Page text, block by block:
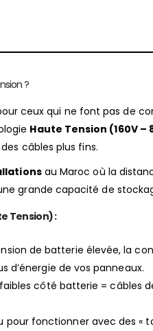
?
ceux qui ne font pas de
Haute Tension (160V –
câbles plus fins.
au Maroc où la
grande capacité de
Tension) :
de batterie élevée, la
d’énergie de vos panneaux.
côté batterie = câbles
pour fonctionner avec des «